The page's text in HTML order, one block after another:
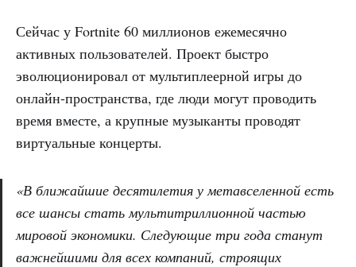
Сейчас у Fortnite 60 миллионов ежемесячно
активных пользователей. Проект быстро
эволюционировал от мультиплеерной игры до
онлайн-пространства, где люди могут проводить
время вместе, а крупные музыканты проводят
виртуальные концерты.
«В ближайшие десятилетия у метавселенной есть
все шансы стать мультитриллионной частью
мировой экономики. Следующие три года станут
важнейшими для всех компаний, строящих